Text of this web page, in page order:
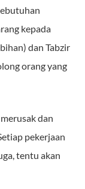
kepada
dan Tabzir
orang yang
dan
pekerjaan
tentu akan